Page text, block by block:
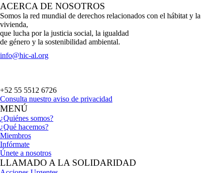
ACERCA DE NOSOTROS
Somos la red mundial de derechos relacionados con el hábitat y la
vivienda,
que lucha por la justicia social, la igualdad
de género y la sostenibilidad ambiental.
info@hic-al.org
+52 55 5512 6726
Consulta nuestro aviso de privacidad
MENÚ
¿Quiénes somos?
¿Qué hacemos?
Miembros
Infórmate
Únete a nosotros
LLAMADO A LA SOLIDARIDAD